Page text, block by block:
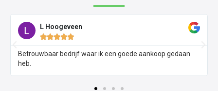
Leo Webber

Fast reply, easy to find location and nice guy- Happy with